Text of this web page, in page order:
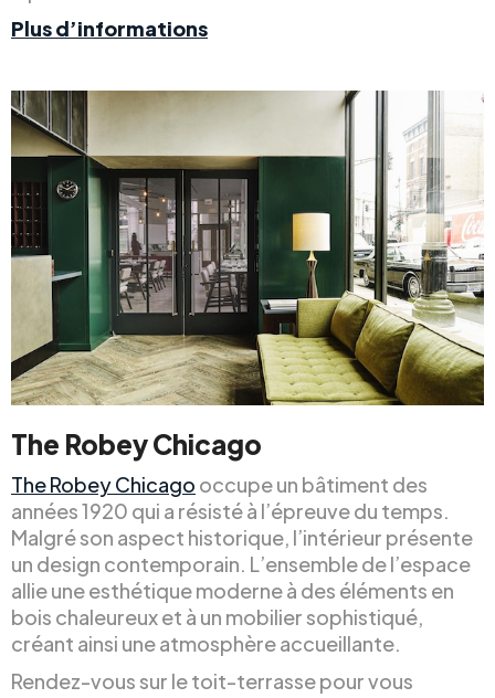
Plus d’informations
The Robey Chicago
The Robey Chicago occupe un bâtiment des
années 1920 qui a résisté à l’épreuve du temps.
Malgré son aspect historique, l’intérieur présente
un design contemporain. L’ensemble de l’espace
allie une esthétique moderne à des éléments en
bois chaleureux et à un mobilier sophistiqué,
créant ainsi une atmosphère accueillante.
Rendez-vous sur le toit-terrasse pour vous